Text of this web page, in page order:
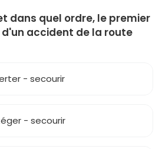
dans quel ordre, le premier
d'un accident de la route
- secourir
- secourir